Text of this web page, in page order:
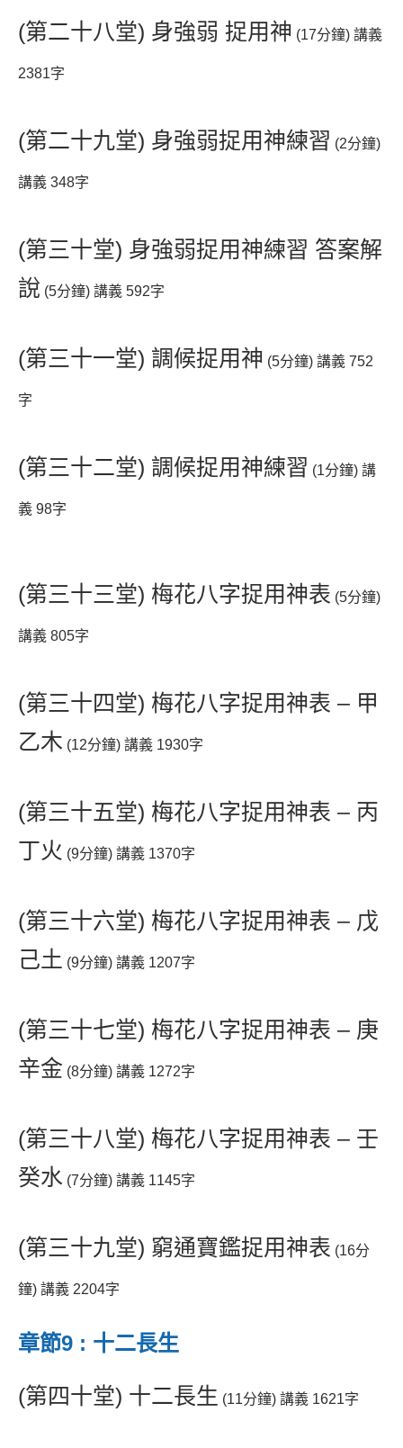
(第二十八堂) 身強弱 捉用神 (17分鐘) 講義
2381字
(第二十九堂) 身強弱捉用神練習 (2分鐘)
講義 348字
(第三十堂) 身強弱捉用神練習 答案解
說 (5分鐘) 講義 592字
(第三十一堂) 調候捉用神 (5分鐘) 講義 752
字
(第三十二堂) 調候捉用神練習 (1分鐘) 講
義 98字
(第三十三堂) 梅花八字捉用神表 (5分鐘)
講義 805字
(第三十四堂) 梅花八字捉用神表 – 甲
乙木 (12分鐘) 講義 1930字
(第三十五堂) 梅花八字捉用神表 – 丙
丁火 (9分鐘) 講義 1370字
(第三十六堂) 梅花八字捉用神表 – 戊
己土 (9分鐘) 講義 1207字
(第三十七堂) 梅花八字捉用神表 – 庚
辛金 (8分鐘) 講義 1272字
(第三十八堂) 梅花八字捉用神表 – 壬
癸水 (7分鐘) 講義 1145字
(第三十九堂) 窮通寶鑑捉用神表 (16分
鐘) 講義 2204字
章節9 : 十二長生
(第四十堂) 十二長生 (11分鐘) 講義 1621字